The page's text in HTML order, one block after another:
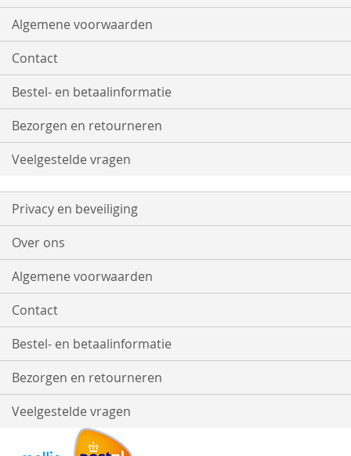
Algemene voorwaarden
Contact
Bestel- en betaalinformatie
Bezorgen en retourneren
Veelgestelde vragen
Privacy en beveiliging
Over ons
Algemene voorwaarden
Contact
Bestel- en betaalinformatie
Bezorgen en retourneren
Veelgestelde vragen